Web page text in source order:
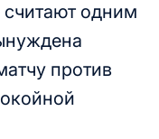
одним
против